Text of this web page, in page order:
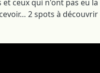
et ceux qui n'ont pas eu
2 spots à